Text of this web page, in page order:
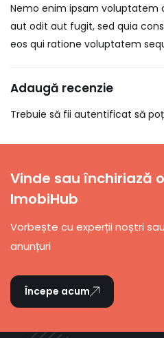
Nemo enim ipsam voluptatem
aut odit aut fugit, sed quia
eos qui ratione voluptatem
Adaugă recenzie
Trebuie să fii autentificat să
Vinde sau închiriază
ImobiHub
Vorbește cu experții noștri
anunțuri
Începe acum